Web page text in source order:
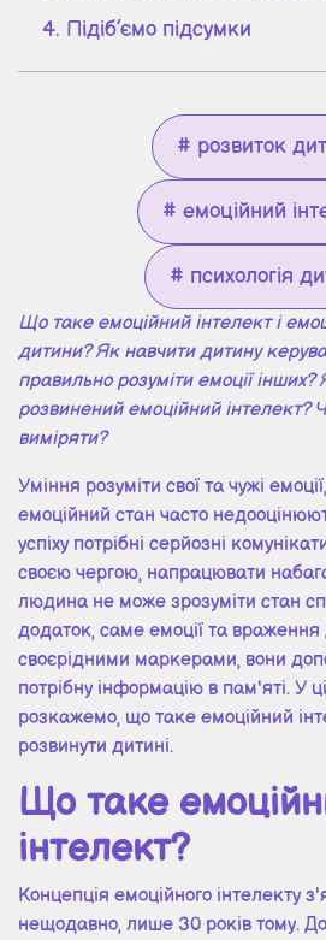
Підіб’ємо підсумки
# розвиток
# емоційний
# психологія
Що таке емоційний інтелект і
дитини? Як навчити дитину
правильно розуміти емоції інших?
розвинений емоційний інтелект?
виміряти?
Уміння розуміти свої та чужі
емоційний стан часто
успіху потрібні серйозні
своєю чергою, напрацювати
людина не може зрозуміти стан
додаток, саме емоції та
своєрідними маркерами, вони
потрібну інформацію в пам'яті. У
розкажемо, що таке емоційний
розвинути дитині.
Що таке
інтелект?
Концепція емоційного інтелекту
нещодавно, лише 30 років тому.